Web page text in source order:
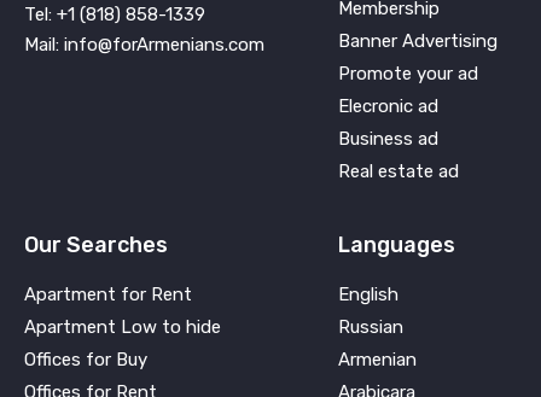
Tel: +1 (818) 858-1339
Mail: info@forArmenians.com
Membership
Banner Advertising
Promote your ad
Elecronic ad
Business ad
Real estate ad
Our Searches
Apartment for Rent
Apartment Low to hide
Offices for Buy
Offices for Rent
Languages
English
Russian
Armenian
Arabicara